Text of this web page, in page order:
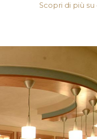
Scopri di più su